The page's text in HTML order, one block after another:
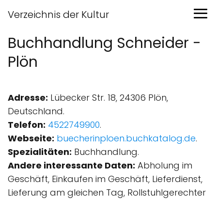
Verzeichnis der Kultur
Buchhandlung Schneider -
Plön
Adresse: Lübecker Str. 18, 24306 Plön,
Deutschland.
Telefon: 4522749900.
Webseite: buecherinploen.buchkatalog.de.
Spezialitäten: Buchhandlung.
Andere interessante Daten: Abholung im
Geschäft, Einkaufen im Geschäft, Lieferdienst,
Lieferung am gleichen Tag, Rollstuhlgerechter